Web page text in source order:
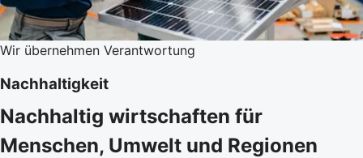
Wir übernehmen Verantwortung
Nachhaltigkeit
Nachhaltig wirtschaften für
Menschen, Umwelt und Regionen